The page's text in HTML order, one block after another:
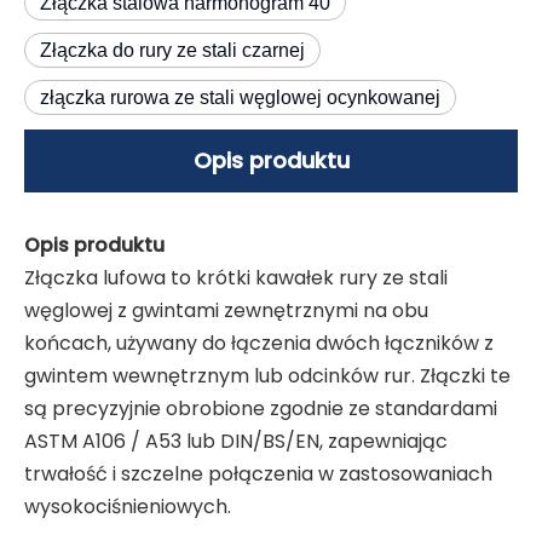
Złączka do rury ze stali czarnej
złączka rurowa ze stali węglowej ocynkowanej
Opis produktu
Opis produktu
Złączka lufowa to krótki kawałek rury ze stali
węglowej z gwintami zewnętrznymi na obu
końcach, używany do łączenia dwóch łączników z
gwintem wewnętrznym lub odcinków rur. Złączki te
są precyzyjnie obrobione zgodnie ze standardami
ASTM A106 / A53 lub DIN/BS/EN, zapewniając
trwałość i szczelne połączenia w zastosowaniach
wysokociśnieniowych.